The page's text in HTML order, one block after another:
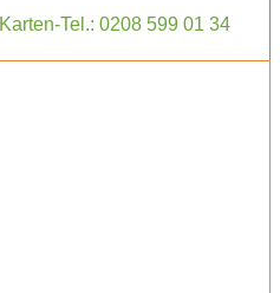
Karten-Tel.: 0208 599 01 34